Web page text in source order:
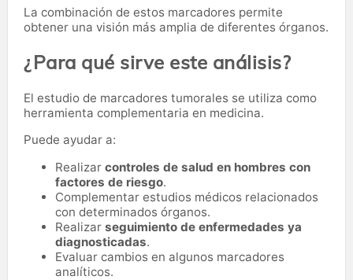
La combinación de estos marcadores permite
obtener una visión más amplia de diferentes órganos.
¿Para qué sirve este análisis?
El estudio de marcadores tumorales se utiliza como
herramienta complementaria en medicina.
Puede ayudar a:
Realizar controles de salud en hombres con
factores de riesgo.
Complementar estudios médicos relacionados
con determinados órganos.
Realizar seguimiento de enfermedades ya
diagnosticadas.
Evaluar cambios en algunos marcadores
analíticos.